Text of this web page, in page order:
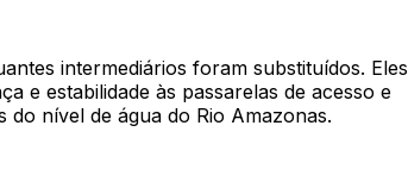
intermediários foram substituídos. Eles
e estabilidade às passarelas de acesso e
nível de água do Rio Amazonas.